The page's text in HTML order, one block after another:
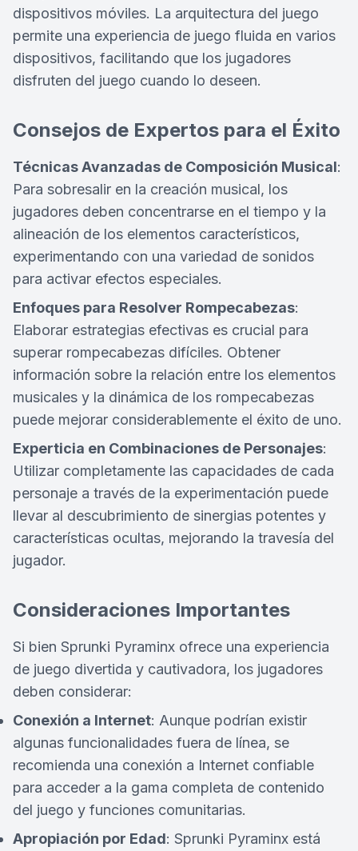
dispositivos móviles. La arquitectura del juego
permite una experiencia de juego fluida en varios
dispositivos, facilitando que los jugadores
disfruten del juego cuando lo deseen.
Consejos de Expertos para el Éxito
Técnicas Avanzadas de Composición Musical:
Para sobresalir en la creación musical, los
jugadores deben concentrarse en el tiempo y la
alineación de los elementos característicos,
experimentando con una variedad de sonidos
para activar efectos especiales.
Enfoques para Resolver Rompecabezas:
Elaborar estrategias efectivas es crucial para
superar rompecabezas difíciles. Obtener
información sobre la relación entre los elementos
musicales y la dinámica de los rompecabezas
puede mejorar considerablemente el éxito de uno.
Experticia en Combinaciones de Personajes:
Utilizar completamente las capacidades de cada
personaje a través de la experimentación puede
llevar al descubrimiento de sinergias potentes y
características ocultas, mejorando la travesía del
jugador.
Consideraciones Importantes
Si bien Sprunki Pyraminx ofrece una experiencia
de juego divertida y cautivadora, los jugadores
deben considerar:
Conexión a Internet: Aunque podrían existir
algunas funcionalidades fuera de línea, se
recomienda una conexión a Internet confiable
para acceder a la gama completa de contenido
del juego y funciones comunitarias.
Apropiación por Edad: Sprunki Pyraminx está